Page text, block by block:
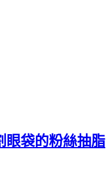
眼袋的粉絲抽脂